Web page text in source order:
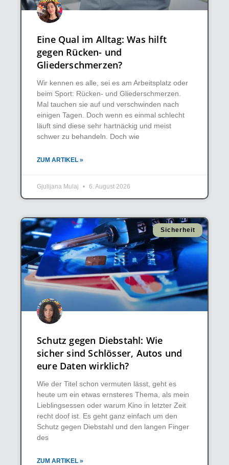
Eine Qual im Alltag: Was hilft
gegen Rücken- und
Gliederschmerzen?
Wir kennen es alle, sei es am Arbeitsplatz oder
beim Sport: Rücken- und Gliederschmerzen.
Mal tauchen sie auf und verschwinden nach
einigen Tagen. Doch wenn es einmal schlecht
läuft sind diese sehr hartnäckig und meist
schwer zu behandeln. Doch wie
ZUM ARTIKEL »
Gjulijana Mulaj 6. August 2026
Sicherheit
Schutz gegen Diebstahl: Wie
sicher sind Schlösser, Autos und
eure Daten wirklich?
Wie der Titel schon vermuten lässt, geht es
heute um ein etwas ernsteres Thema, als mein
Lieblingsessen oder warum Kino in letzter Zeit
recht doof ist. Es geht ganz einfach um den
Schutz gegen Diebstahl und den langen Finger
des
ZUM ARTIKEL »